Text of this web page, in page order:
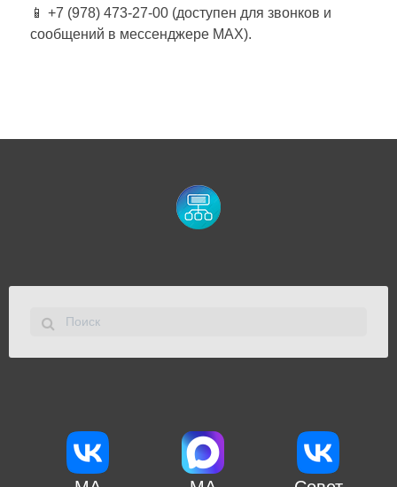
📱 +7 (978) 473-27-00 (доступен для звонков и
сообщений в мессенджере MAX).